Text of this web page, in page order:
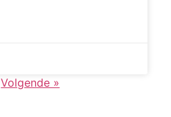
Volgende »